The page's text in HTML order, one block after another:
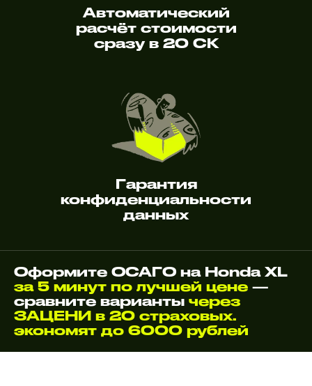
Автоматический
расчёт стоимости
сразу в 20 СК
Гарантия
конфиденциальности
данных
Оформите ОСАГО на Honda XL
за 5 минут по лучшей цене —
сравните варианты через
ЗАЦЕНИ в 20 страховых.
экономят до 6000 рублей